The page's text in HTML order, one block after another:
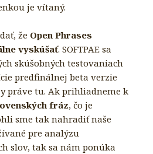
je vítaný.
že Open Phrases
vyskúšať. SOFTPAE sa
skúšobných testovaniach
predfinálnej beta verzie
práve tu. Ak prihliadneme k
fráz, čo je
sme tak nahradiť naše
pre analýzu
slov, tak sa nám ponúka